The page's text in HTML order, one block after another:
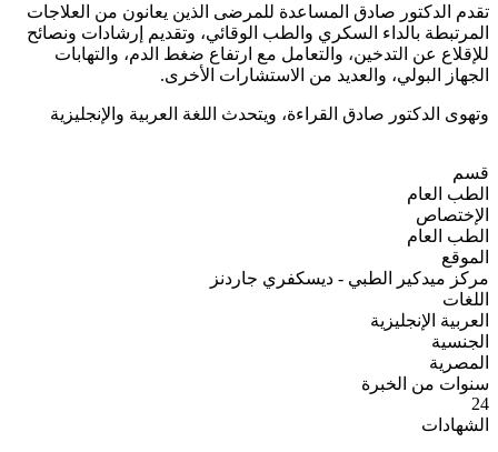
تقدم الدكتور صادق المساعدة للمرضى الذين يعانون من العلاجات
المرتبطة بالداء السكري والطب الوقائي، وتقديم إرشادات ونصائح
للإقلاع عن التدخين، والتعامل مع ارتفاع ضغط الدم، والتهابات
الجهاز البولي، والعديد من الاستشارات الأخرى.
وتهوى الدكتور صادق القراءة، ويتحدث اللغة العربية والإنجليزية
قسم
الطب العام
الإختصاص
الطب العام
الموقع
مركز ميدكير الطبي - ديسكفري جاردنز
اللغات
العربية الإنجليزية
الجنسية
المصرية
سنوات من الخبرة
24
الشهادات